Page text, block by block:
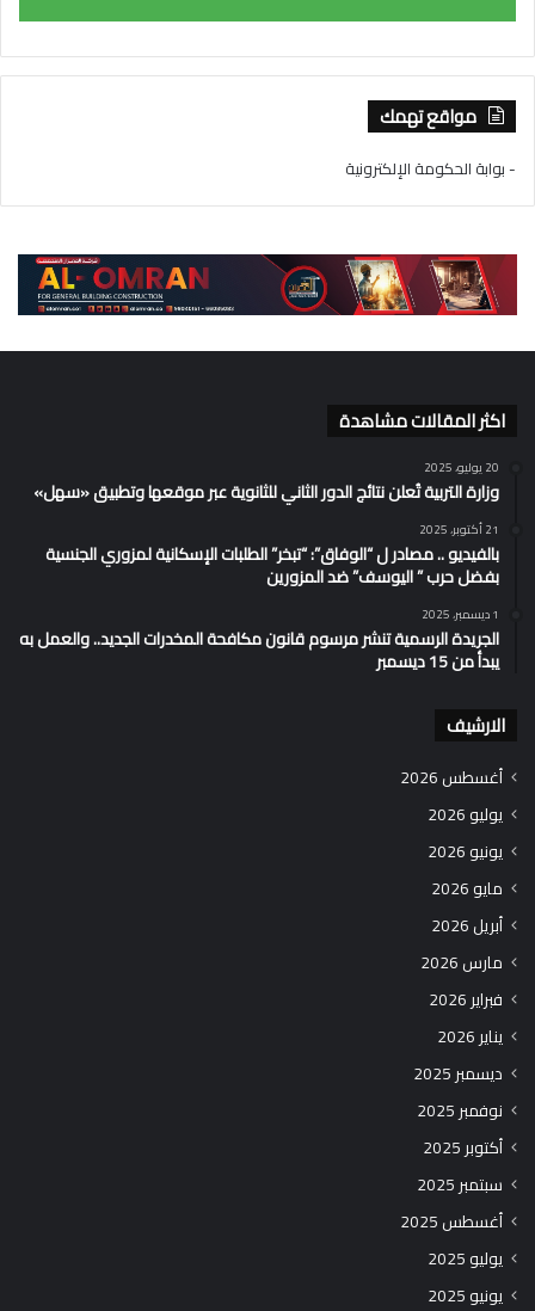
مواقع تهمك
- بوابة الحكومة الإلكترونية
اكثر المقالات مشاهدة
20 يوليو، 2025
وزارة التربية تُعلن نتائج الدور الثاني للثانوية عبر موقعها وتطبيق «سهل»
21 أكتوبر، 2025
بالفيديو .. مصادر ل “الوفاق”: “تبخر” الطلبات الإسكانية لمزوري الجنسية
بفضل حرب ” اليوسف” ضد المزورين
1 ديسمبر، 2025
الجريدة الرسمية تنشر مرسوم قانون مكافحة المخدرات الجديد.. والعمل به
يبدأ من 15 ديسمبر
الارشيف
أغسطس 2026
يوليو 2026
يونيو 2026
مايو 2026
أبريل 2026
مارس 2026
فبراير 2026
يناير 2026
ديسمبر 2025
نوفمبر 2025
أكتوبر 2025
سبتمبر 2025
أغسطس 2025
يوليو 2025
يونيو 2025